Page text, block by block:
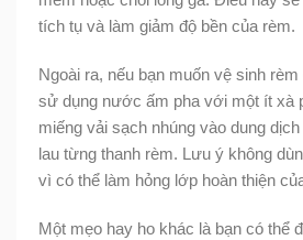
tích tụ và làm giảm độ bền của rèm.
Ngoài ra, nếu bạn muốn vệ sinh
sử dụng nước ấm pha với một ít xà
miếng vải sạch nhúng vào dung
lau từng thanh rèm. Lưu ý không
vì có thể làm hỏng lớp hoàn thiện
Một mẹo hay ho khác là bạn có thể